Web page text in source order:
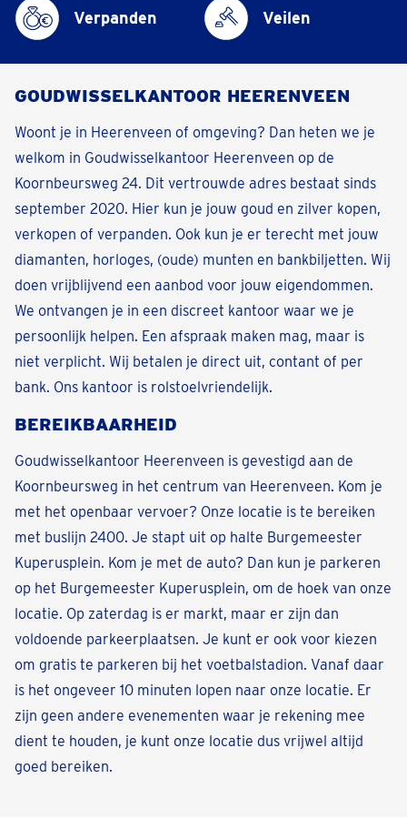
Verpanden Veilen
GOUDWISSELKANTOOR HEERENVEEN
Woont je in Heerenveen of omgeving? Dan heten we je
welkom in Goudwisselkantoor Heerenveen op de
Koornbeursweg 24. Dit vertrouwde adres bestaat sinds
september 2020. Hier kun je jouw goud en zilver kopen,
verkopen of verpanden. Ook kun je er terecht met jouw
diamanten, horloges, (oude) munten en bankbiljetten. Wij
doen vrijblijvend een aanbod voor jouw eigendommen.
We ontvangen je in een discreet kantoor waar we je
persoonlijk helpen. Een afspraak maken mag, maar is
niet verplicht. Wij betalen je direct uit, contant of per
bank. Ons kantoor is rolstoelvriendelijk.
BEREIKBAARHEID
Goudwisselkantoor Heerenveen is gevestigd aan de
Koornbeursweg in het centrum van Heerenveen. Kom je
met het openbaar vervoer? Onze locatie is te bereiken
met buslijn 2400. Je stapt uit op halte Burgemeester
Kuperusplein. Kom je met de auto? Dan kun je parkeren
op het Burgemeester Kuperusplein, om de hoek van onze
locatie. Op zaterdag is er markt, maar er zijn dan
voldoende parkeerplaatsen. Je kunt er ook voor kiezen
om gratis te parkeren bij het voetbalstadion. Vanaf daar
is het ongeveer 10 minuten lopen naar onze locatie. Er
zijn geen andere evenementen waar je rekening mee
dient te houden, je kunt onze locatie dus vrijwel altijd
goed bereiken.